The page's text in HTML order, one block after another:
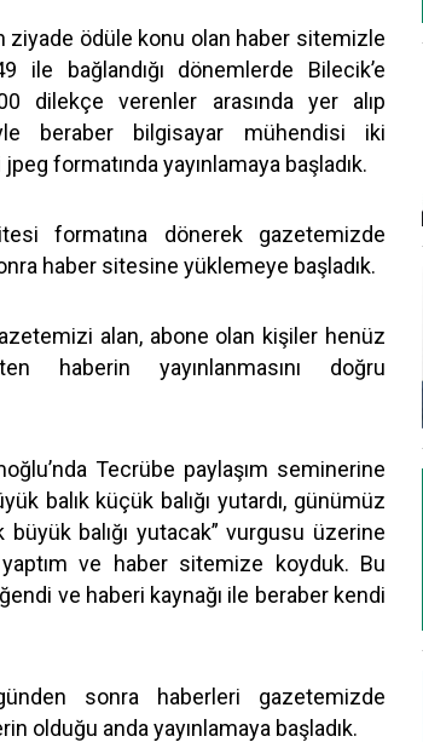
ziyade ödüle konu olan haber sitemizle
bağlandığı dönemlerde Bilecik’e
dilekçe verenler arasında yer alıp
beraber bilgisayar mühendisi iki
formatında yayınlamaya başladık.
formatına dönerek gazetemizde
haber sitesine yüklemeye başladık.
alan, abone olan kişiler henüz
haberin yayınlanmasını doğru
Tecrübe paylaşım seminerine
balık küçük balığı yutardı, günümüz
büyük balığı yutacak” vurgusu üzerine
ve haber sitemize koyduk. Bu
ve haberi kaynağı ile beraber kendi
sonra haberleri gazetemizde
olduğu anda yayınlamaya başladık.